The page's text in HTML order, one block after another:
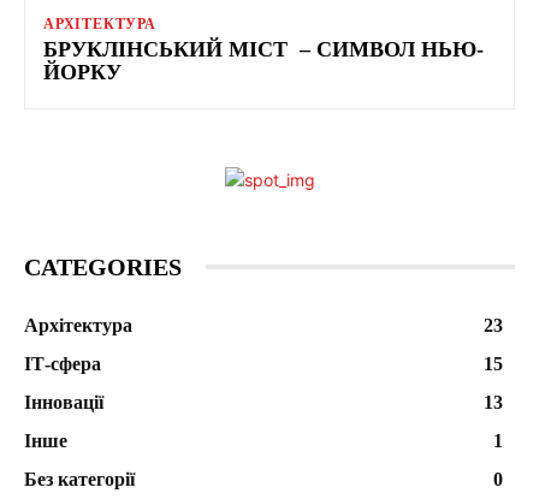
АРХІТЕКТУРА
БРУКЛІНСЬКИЙ МІСТ – СИМВОЛ НЬЮ-
ЙОРКУ
CATEGORIES
Архітектура
23
ІТ-сфера
15
Інновації
13
Інше
1
Без категорії
0